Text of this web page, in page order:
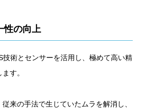
性の向上
技術とセンサーを活用し、極めて高い精
す。
来の手法で生じていたムラを解消し、